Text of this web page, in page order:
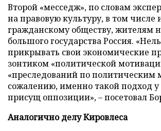
Второй «месседж», по словам
на правовую культуру, в том
гражданскому обществу, жителям
большого государства Россия.
прикрывать свои экономические
зонтиком «политической
«преследований по политическим
сожалению, именно такой подход
присущ оппозиции»,–посетовал
Аналогично делу Кировлеса